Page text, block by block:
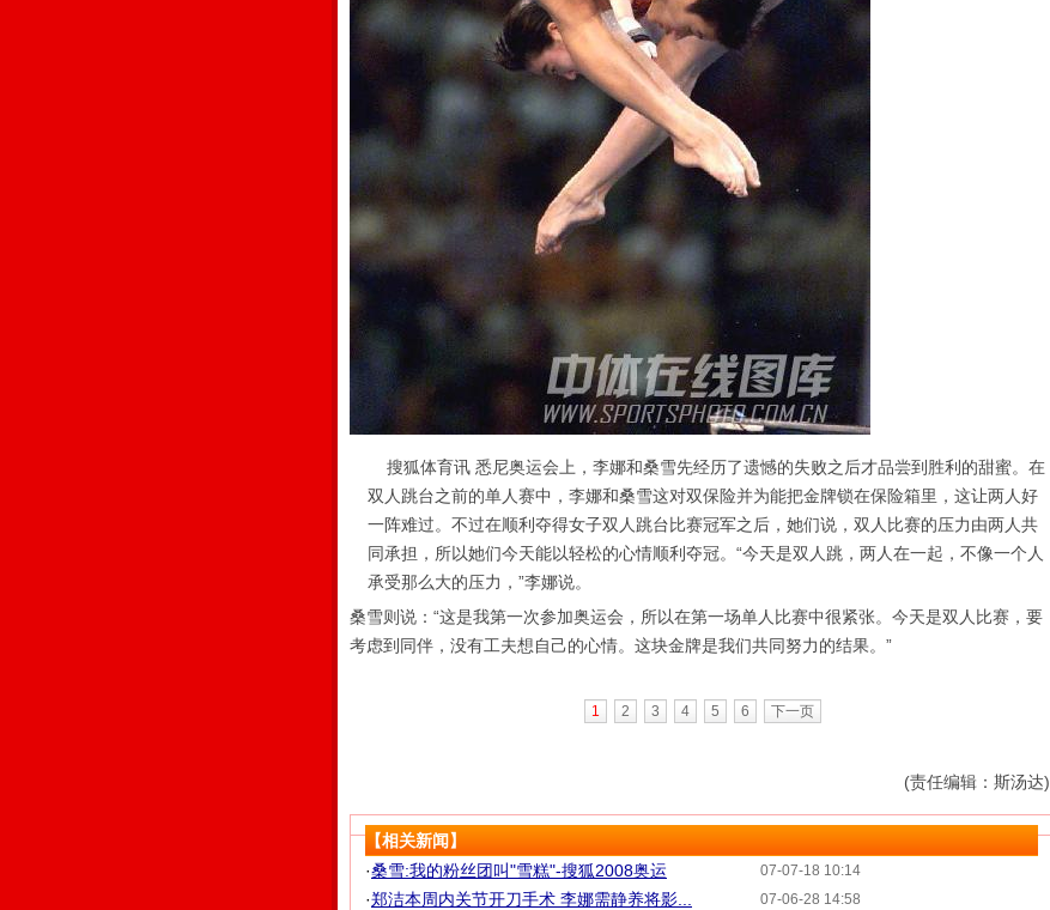
搜狐体育讯 悉尼奥运会上，李娜和桑雪先经历了遗憾的失败之后才品尝到胜利的甜蜜。在
双人跳台之前的单人赛中，李娜和桑雪这对双保险并为能把金牌锁在保险箱里，这让两人好
一阵难过。不过在顺利夺得女子双人跳台比赛冠军之后，她们说，双人比赛的压力由两人共
同承担，所以她们今天能以轻松的心情顺利夺冠。“今天是双人跳，两人在一起，不像一个人
承受那么大的压力，”李娜说。
桑雪则说：“这是我第一次参加奥运会，所以在第一场单人比赛中很紧张。今天是双人比赛，要
考虑到同伴，没有工夫想自己的心情。这块金牌是我们共同努力的结果。”
1 2 3 4 5 6 下一页
(责任编辑：斯汤达)
【相关新闻】
07-07-18 10:14
·桑雪:我的粉丝团叫"雪糕"-搜狐2008奥运
07-06-28 14:58
·郑洁本周内关节开刀手术 李娜需静养将影...